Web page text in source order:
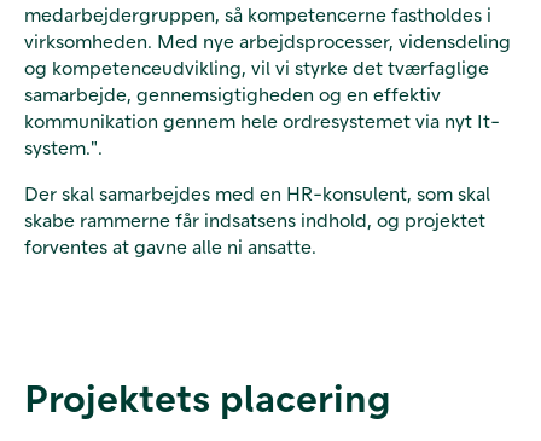
medarbejdergruppen, så kompetencerne fastholdes i
virksomheden. Med nye arbejdsprocesser, vidensdeling
og kompetenceudvikling, vil vi styrke det tværfaglige
samarbejde, gennemsigtigheden og en effektiv
kommunikation gennem hele ordresystemet via nyt It-
system.".
Der skal samarbejdes med en HR-konsulent, som skal
skabe rammerne får indsatsens indhold, og projektet
forventes at gavne alle ni ansatte.
Projektets placering